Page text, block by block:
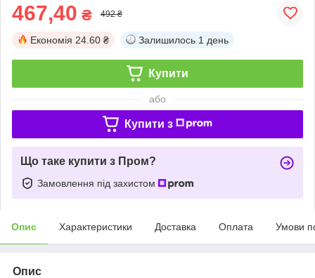
467,40 ₴ 492 ₴
Економія 24.60 ₴ Залишилось 1 день
Купити
або
Купити з
Що таке купити з Пром?
Замовлення під захистом
Опис Характеристики Доставка Оплата Умови
Опис